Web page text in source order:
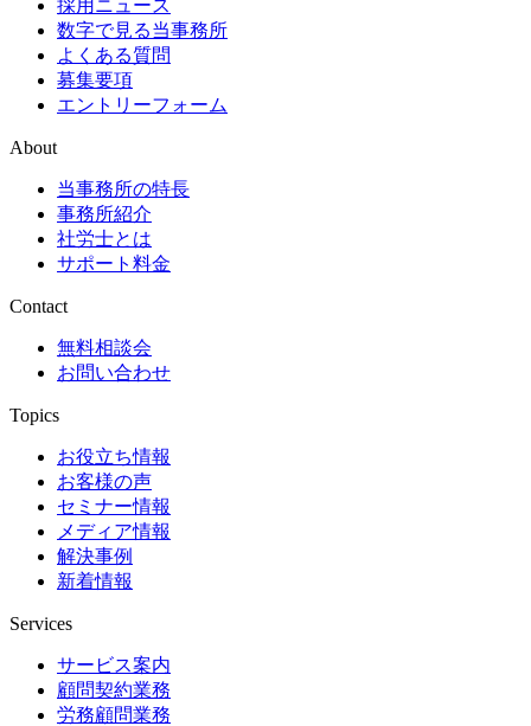
採用ニュース
数字で見る当事務所
よくある質問
募集要項
エントリーフォーム
About
当事務所の特長
事務所紹介
社労士とは
サポート料金
Contact
無料相談会
お問い合わせ
Topics
お役立ち情報
お客様の声
セミナー情報
メディア情報
解決事例
新着情報
Services
サービス案内
顧問契約業務
労務顧問業務